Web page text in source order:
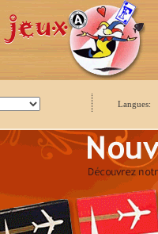
Langues: